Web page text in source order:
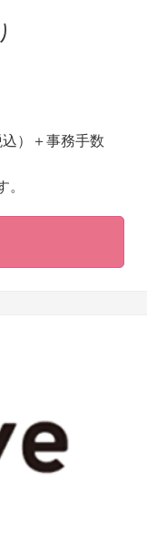
）＋事務手数